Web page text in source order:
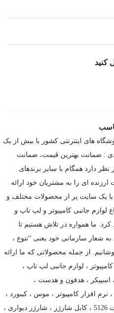
کنید
های اینترنتی کشور با بیش از یک
: ضمانت بهترین قیمت، ضمانت
دارد همگام با سایر برندهای
ارزنده ای را به مشتریان خود ارائه
یک سایت پر از محصولات مختلف و
لوازم جانبی کامپیوتر و لپ تاپ و
کرد. ما همواره در تلاش هستیم تا
به شعار سازمانی خود یعنی “تنوع ،
از جمله محصولاتی که ما ارائه
، لوازم جانبی لپ تاپ ،
، اسپیکر ، هدفون و هدست ،
، نرم افزار کامپیوتر ، موس ، کیبورد ،
کابل شارژر ، شارژر دیواری ،